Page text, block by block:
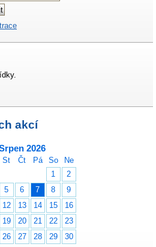
akcí
2026
St Čt Pá So
Ne
1
2
5 6 7 8
9
12 13 14 15
16
19 20 21 22
23
26 27 28 29 30